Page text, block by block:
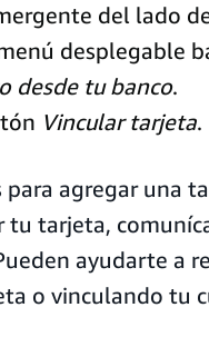
del lado
desplegable
desde tu banco.
Vincular tarjeta.
agregar una
tu tarjeta,
ayudarte a
o vinculando tu